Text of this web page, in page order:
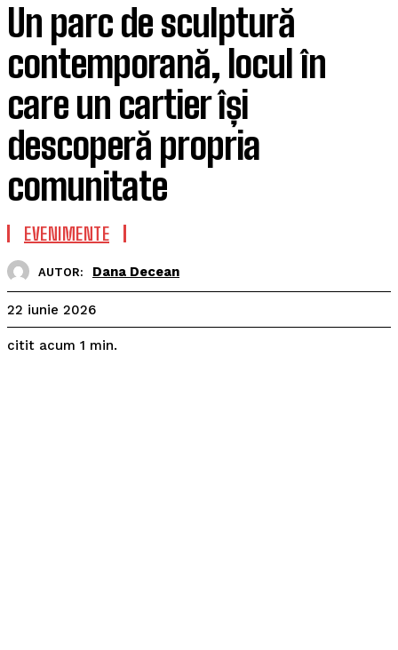
Un parc de sculptură
contemporană, locul în
care un cartier își
descoperă propria
comunitate
EVENIMENTE
AUTOR: Dana Decean
22 iunie 2026
citit acum 1 min.